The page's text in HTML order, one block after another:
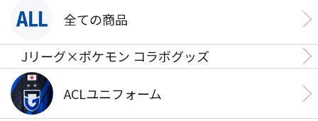
全ての商品
Jリーグ×ポケモン コラボグッズ
ACLユニフォーム